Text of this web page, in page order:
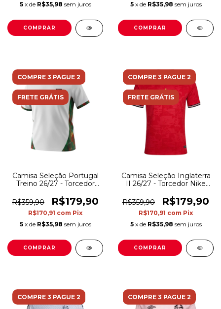
5 x de R$35,98 sem juros
COMPRAR
5 x de R$35,98 sem juros
COMPRAR
COMPRE 3 PAGUE 2
FRETE GRÁTIS
Camisa Seleção Portugal
Treino 26/27 - Torcedor
com detalhes em verde e
vermelho
R$359,90 R$179,90
R$170,91 com Pix
5 x de R$35,98 sem juros
COMPRAR
COMPRE 3 PAGUE 2
FRETE GRÁTIS
Camisa Seleção Inglaterra
II 26/27 - Torcedor Nike
detalhes em azul
R$359,90 R$179,90
R$170,91 com Pix
5 x de R$35,98 sem juros
COMPRAR
COMPRE 3 PAGUE 2 COMPRE 3 PAGUE 2